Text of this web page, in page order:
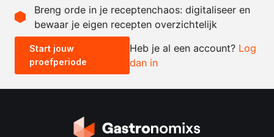
- +
0.5x 1x 2x
Breng orde in je receptenchaos: digitaliseer en
bewaar je eigen recepten overzichtelijk
Start jouw
proefperiode
Heb je al een account? Log
dan in